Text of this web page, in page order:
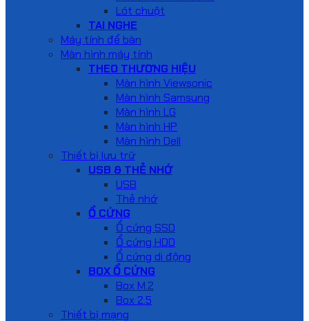
Lót chuột
TAI NGHE
Máy tính để bàn
Màn hình máy tính
THEO THƯƠNG HIỆU
Màn hình Viewsonic
Màn hình Samsung
Màn hình LG
Màn hình HP
Màn hình Dell
Thiết bị lưu trữ
USB & THẺ NHỚ
USB
Thẻ nhớ
Ổ CỨNG
Ổ cứng SSD
Ổ cứng HDD
Ổ cứng di động
BOX Ổ CỨNG
Box M.2
Box 2.5
Thiết bị mạng